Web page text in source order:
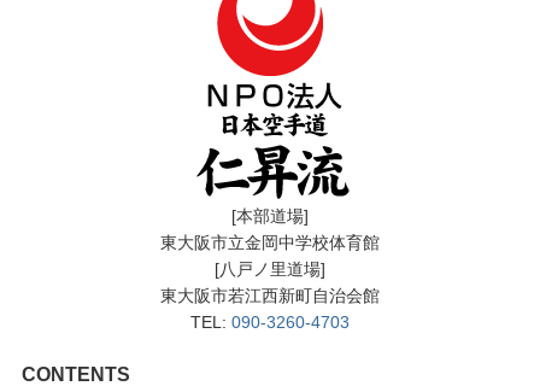
[本部道場]
東大阪市立金岡中学校体育館
[八戸ノ里道場]
東大阪市若江西新町自治会館
TEL: 090-3260-4703
CONTENTS